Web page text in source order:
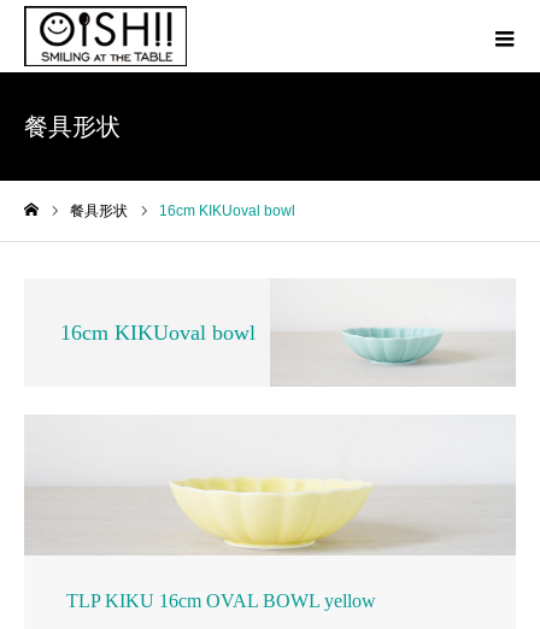
餐具形状
餐具形状 16cm KIKUoval bowl
16cm KIKUoval bowl
TLP KIKU 16cm OVAL BOWL yellow